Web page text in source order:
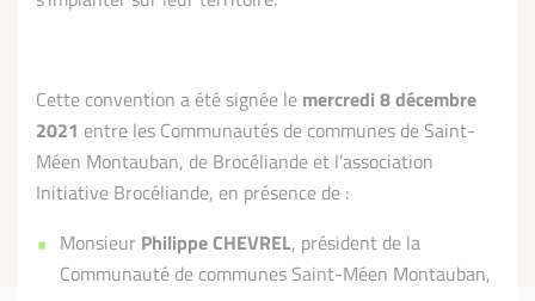
Cette convention a été signée le mercredi 8 décembre
2021 entre les Communautés de communes de Saint-
Méen Montauban, de Brocéliande et l’association
Initiative Brocéliande, en présence de :
Monsieur Philippe CHEVREL, président de la
Communauté de communes Saint-Méen Montauban,